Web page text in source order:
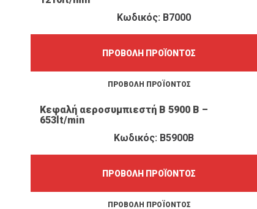
Κωδικός: B7000
ΠΡΟΒΟΛΉ ΠΡΟΪΌΝΤΟΣ
Κεφαλή αεροσυμπιεστή Β 5900 Β –
653lt/min
ΠΡΟΒΟΛΉ ΠΡΟΪΌΝΤΟΣ
Κωδικός: B5900B
ΠΡΟΒΟΛΉ ΠΡΟΪΌΝΤΟΣ
ΠΡΟΒΟΛΉ ΠΡΟΪΌΝΤΟΣ